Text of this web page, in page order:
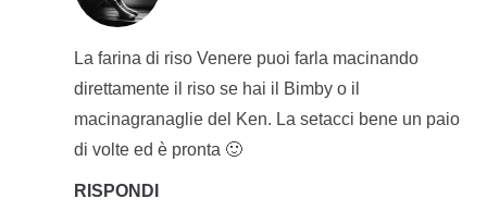
La farina di riso Venere puoi farla macinando
direttamente il riso se hai il Bimby o il
macinagranaglie del Ken. La setacci bene un paio
di volte ed è pronta 🙂
RISPONDI